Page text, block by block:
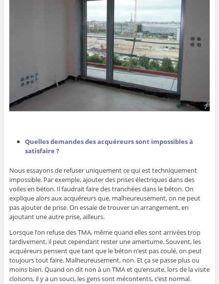
Quelles demandes des acquéreurs sont impossibles à
satisfaire ?
Nous essayons de refuser uniquement ce qui est techniquement
impossible. Par exemple, ajouter des prises électriques dans des
voiles en béton. Il faudrait faire des tranchées dans le béton. On
explique alors aux acquéreurs que, malheureusement, on ne peut
pas ajouter de prise. On essaie de trouver un arrangement, en
ajoutant une autre prise, ailleurs.
Lorsque l’on refuse des TMA, même quand elles sont arrivées trop
tardivement, il peut cependant rester une amertume. Souvent, les
acquéreurs pensent que tant que le béton n’est pas coulé, on peut
toujours tout faire. Malheureusement, non. Et ça se passe plus ou
moins bien. Quand on dit non à un TMA et qu’ensuite, lors de la visite
cloisons, il y a un souci, les gens sont mécontents, c’est normal.